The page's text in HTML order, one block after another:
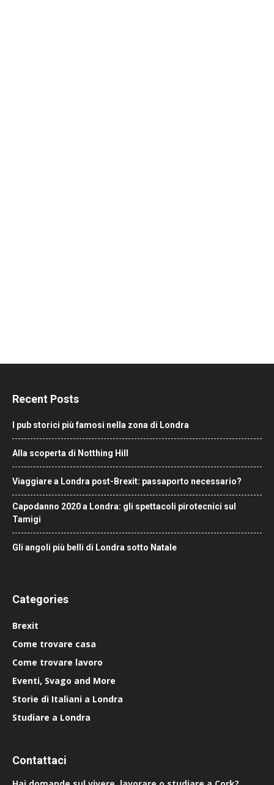
Recent Posts
I pub storici più famosi nella zona di Londra
Alla scoperta di Notthing Hill
Viaggiare a Londra post-Brexit: passaporto necessario?
Capodanno 2020 a Londra: gli spettacoli pirotecnici sul
Tamigi
Gli angoli più belli di Londra sotto Natale
Categories
Brexit
Come trovare casa
Come trovare lavoro
Eventi, Svago and More
Storie di Italiani a Londra
Studiare a Londra
Contattaci